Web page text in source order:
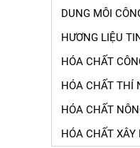
DUNG MÔI
HƯƠNG LIỆU
HÓA CHẤT
HÓA CHẤT THÍ
HÓA CHẤT
HÓA CHẤT XÂY